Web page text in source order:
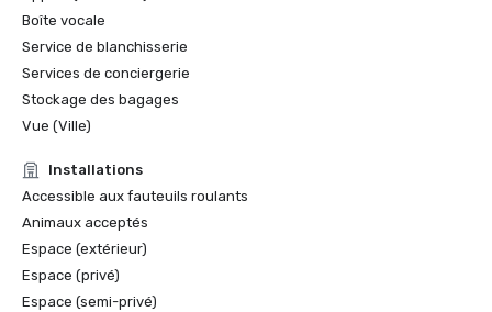
Boîte vocale
Service de blanchisserie
Services de conciergerie
Stockage des bagages
Vue (Ville)
Installations
Accessible aux fauteuils roulants
Animaux acceptés
Espace (extérieur)
Espace (privé)
Espace (semi-privé)